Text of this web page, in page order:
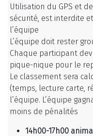
Utilisation du GPS et
sécurité, est interdite
l’équipe
L’équipe doit rester
Chaque participant
pique-nique pour le
Le classement sera
(temps, lecture carte,
l’équipe. L’équipe
moins de pénalités
14h00-17h00